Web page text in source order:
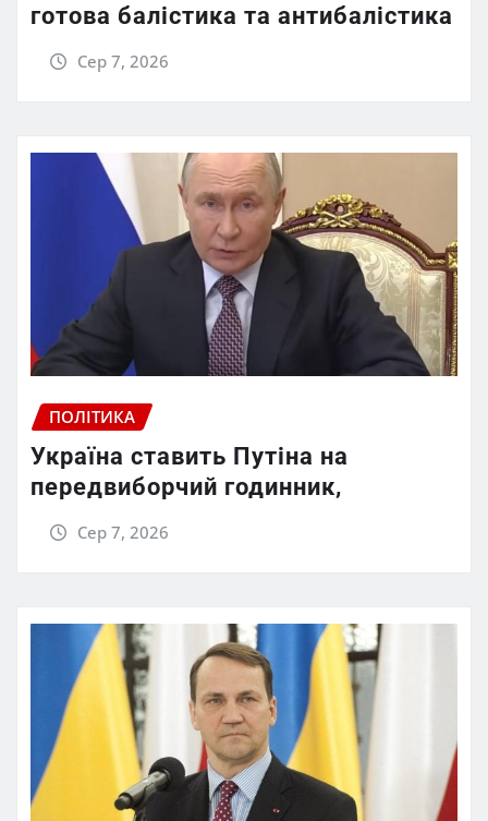
готова балістика та антибалістика
Сер 7, 2026
ПОЛІТИКА
Україна ставить Путіна на
передвиборчий годинник,
Сер 7, 2026